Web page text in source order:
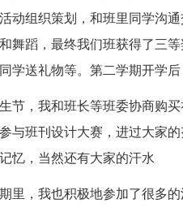
动组织策划，和班里同学沟
舞蹈，最终我们班获得了三
学送礼物等。第二学期开学
，我和班长等班委协商购买
与班刊设计大赛，进过大家
忆，当然还有大家的汗水
，我也积极地参加了很多的